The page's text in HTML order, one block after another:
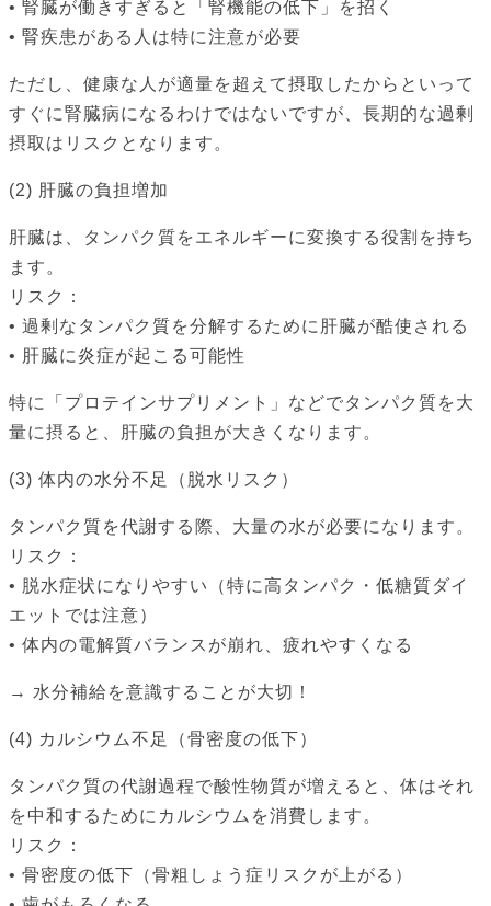
• 腎臓が働きすぎると「腎機能の低下」を招く
• 腎疾患がある人は特に注意が必要
ただし、健康な人が適量を超えて摂取したからといって
すぐに腎臓病になるわけではないですが、長期的な過剰
摂取はリスクとなります。
(2) 肝臓の負担増加
肝臓は、タンパク質をエネルギーに変換する役割を持ち
ます。
リスク：
• 過剰なタンパク質を分解するために肝臓が酷使される
• 肝臓に炎症が起こる可能性
特に「プロテインサプリメント」などでタンパク質を大
量に摂ると、肝臓の負担が大きくなります。
(3) 体内の水分不足（脱水リスク）
タンパク質を代謝する際、大量の水が必要になります。
リスク：
• 脱水症状になりやすい（特に高タンパク・低糖質ダイ
エットでは注意）
• 体内の電解質バランスが崩れ、疲れやすくなる
→ 水分補給を意識することが大切！
(4) カルシウム不足（骨密度の低下）
タンパク質の代謝過程で酸性物質が増えると、体はそれ
を中和するためにカルシウムを消費します。
リスク：
• 骨密度の低下（骨粗しょう症リスクが上がる）